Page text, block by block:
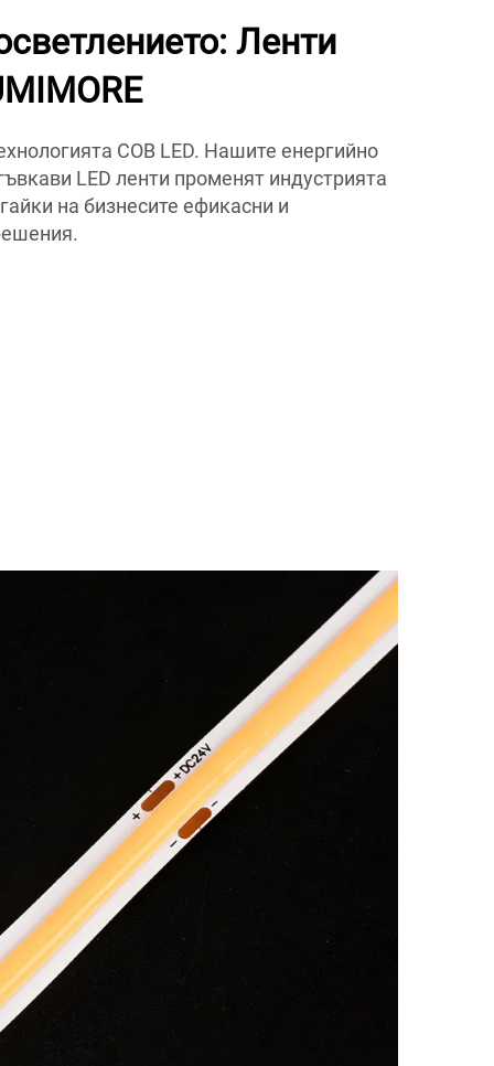
Ленти
COB LED. Нашите енергийно
LED ленти променят индустрията
на бизнесите ефикасни и